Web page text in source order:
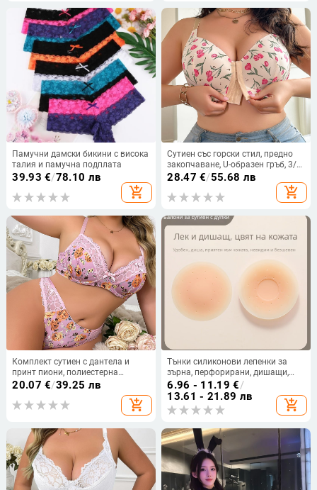
Памучни дамски бикини с висока
талия и памучна подплата
39.93 €/78.10 лв
add_shopping_cart
Сутиен със горски стил, предно
закопчаване, U-образен гръб, 3/4
чашка, тънки оформени чашки,
фиксирани двойни презрамки
28.47 €/55.68 лв
add_shopping_cart
Комплект сутиен с дантела и
принт пиони, полиестерна
материя, пълна чашка,
фиксирани двойни презрамки,
задни три реда катарами
20.07 €/39.25 лв
add_shopping_cart
Тънки силиконови лепенки за
зърна, перфорирани, дишащи,
самозалепващи, невидими и
безшевни за рокля с презрамки
6.96 - 11.19 €/
13.61 - 21.89 лв
add_shopping_cart